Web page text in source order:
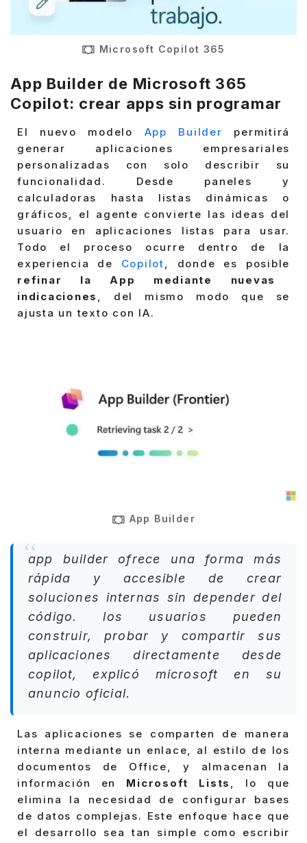
Microsoft Copilot 365
App Builder de Microsoft 365
Copilot: crear apps sin programar
El nuevo modelo App Builder permitirá
generar aplicaciones empresariales
personalizadas con solo describir su
funcionalidad. Desde paneles y
calculadoras hasta listas dinámicas o
gráficos, el agente convierte las ideas del
usuario en aplicaciones listas para usar.
Todo el proceso ocurre dentro de la
experiencia de Copilot, donde es posible
refinar la App mediante nuevas
indicaciones , del mismo modo que se
ajusta un texto con IA.
App Builder
app builder ofrece una forma más
rápida y accesible de crear
soluciones internas sin depender del
código. los usuarios pueden
construir, probar y compartir sus
aplicaciones directamente desde
copilot, explicó microsoft en su
anuncio oficial.
Las aplicaciones se comparten de manera
interna mediante un enlace, al estilo de los
documentos de Office, y almacenan la
información en Microsoft Lists
, lo que
elimina la necesidad de configurar bases
de datos complejas. Este enfoque hace que
el desarrollo sea tan simple como escribir